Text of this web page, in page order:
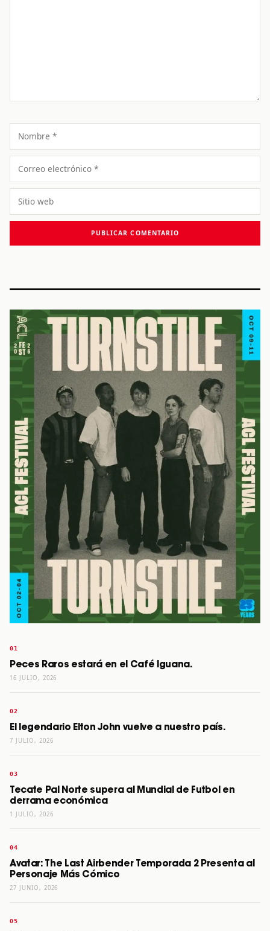
Nombre
Correo
electrónico
Sitio
web
Peces Raros estará en el Café Iguana.
16 JULIO, 2026
El legendario Elton John vuelve a nuestro país.
7 JULIO, 2026
Tecate Pal Norte supera al Mundial de Futbol en
derrama económica
1 JULIO, 2026
Avatar: The Last Airbender Temporada 2 Presenta al
Personaje Más Cómico
27 JUNIO, 2026